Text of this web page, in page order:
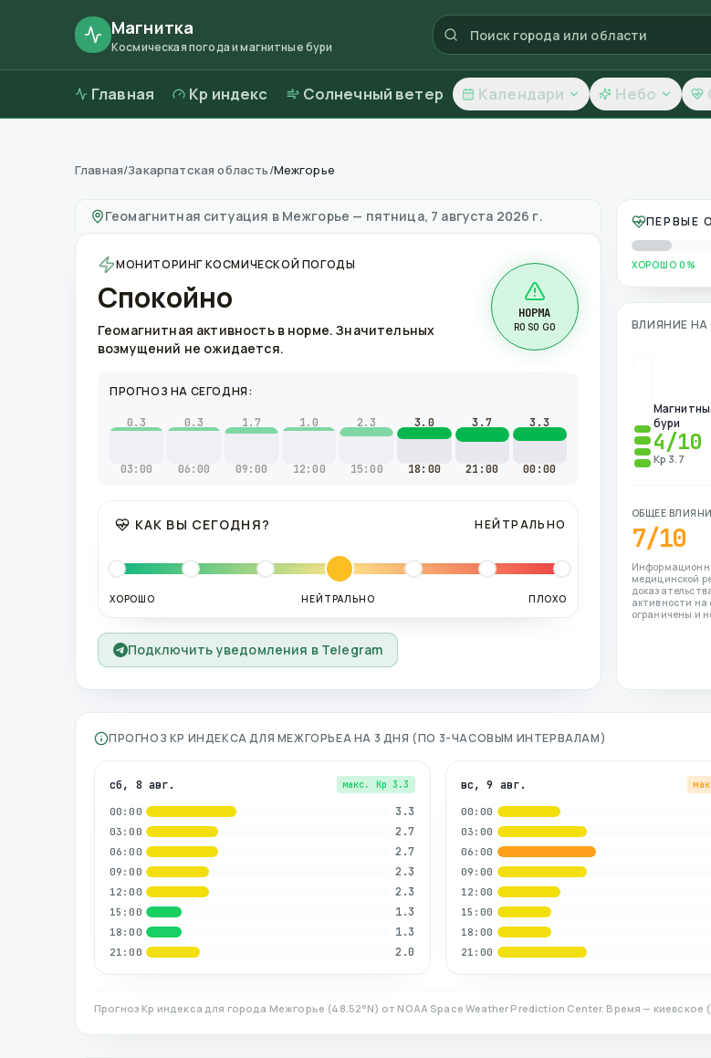
Магнитка
Космическая погода и магнитные бури
Главная Kp индекс Солнечный ветер Календари Небо
Магнитные бури в Межгорье—погода и качество воздуха
Главная/Закарпатская область/Межгорье
Геомагнитная ситуация в Межгорье — пятница, 7 августа 2026 г.
МОНИТОРИНГ КОСМИЧЕСКОЙ ПОГОДЫ
Спокойно
Геомагнитная активность в норме. Значительных
возмущений не ожидается.
НОРМА
R0 S0 G0
ПРОГНОЗ НА СЕГОДНЯ:
0.3
03:00
0.3
06:00
1.7
09:00
1.0
12:00
2.3
15:00
3.0
18:00
3.7
21:00
3.3
00:00
КАК ВЫ СЕГОДНЯ? НЕЙТРАЛЬНО
ХОРОШО НЕЙТРАЛЬНО ПЛОХО
Подключить уведомления в Telegram
ПЕРВЫЕ
ХОРОШО 0%
ВЛИЯНИЕ
бури
4/10
Kp 3.7
ОБЩЕЕ
7/10
медицинской
активности на
ограничены и
ПРОГНОЗ KP ИНДЕКСА ДЛЯ МЕЖГОРЬЕАНА 3 ДНЯ (ПО 3-ЧАСОВЫМ ИНТЕРВАЛАМ)
сб, 8 авг. макс. Kp 3.3
00:00 3.3
03:00 2.7
06:00 2.7
09:00 2.3
12:00 2.3
15:00 1.3
18:00 1.3
21:00 2.0
вс, 9 авг.
00:00
03:00
06:00
09:00
12:00
15:00
18:00
21:00
Прогноз Kp индекса для города Межгорье (48.52°N) от NOAA Space Weather Prediction Center. Время — киевское (